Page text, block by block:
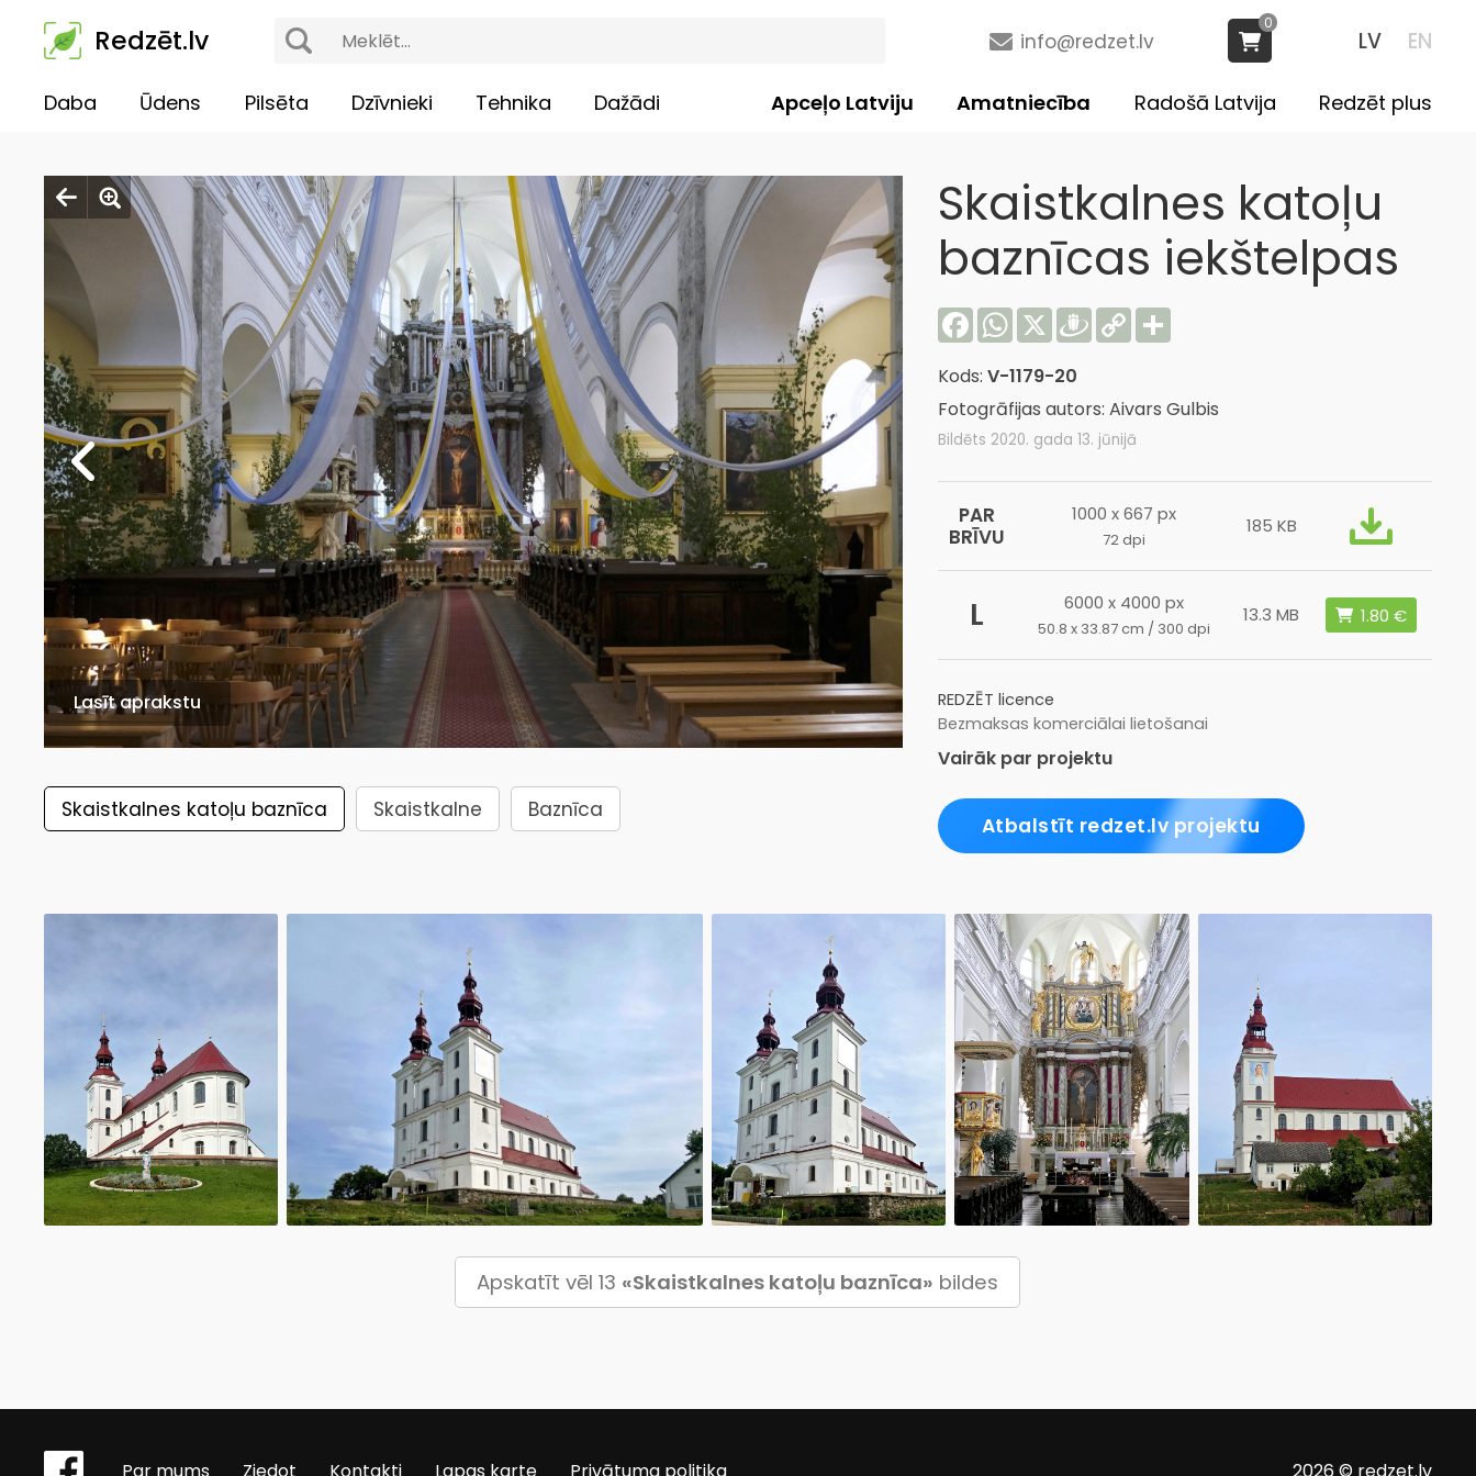
Redzēt.lv LV EN
info@redzet.lv
0
Daba Ūdens Pilsēta Dzīvnieki Tehnika Dažādi Redzēt plus
Radošā Latvija
Amatniecība
Apceļo Latviju
Lasīt aprakstu
Skaistkalnes katoļu baznīca Skaistkalne Baznīca
Skaistkalnes katoļu
baznīcas iekštelpas
Facebook
WhatsApp
X Draugiem
Copy
Link
Share
Kods: V-1179-20
Fotogrāfijas autors: Aivars Gulbis
Bildēts 2020. gada 13. jūnijā
PAR
BRĪVU
1000 x 667 px
72 dpi
185 KB
L 6000 x 4000 px
50.8 x 33.87 cm / 300 dpi
13.3 MB
REDZĒT licence
Bezmaksas komerciālai lietošanai
Vairāk par projektu
Atbalstīt redzet.lv projektu
Apskatīt vēl 13 «Skaistkalnes katoļu baznīca» bildes